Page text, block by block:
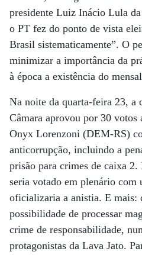
presidente Luiz Inácio Lula
o PT fez do ponto de vista
Brasil sistematicamente”. O
minimizar a importância da
à época a existência do
Na noite da quarta-feira 23, a
Câmara aprovou por 30
Onyx Lorenzoni (DEM-RS)
anticorrupção, incluindo a
prisão para crimes de caixa
seria votado em plenário com
oficializaria a anistia. E
possibilidade de processar
crime de responsabilidade,
protagonistas da Lava Jato.